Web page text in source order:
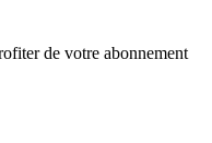
de votre abonnement